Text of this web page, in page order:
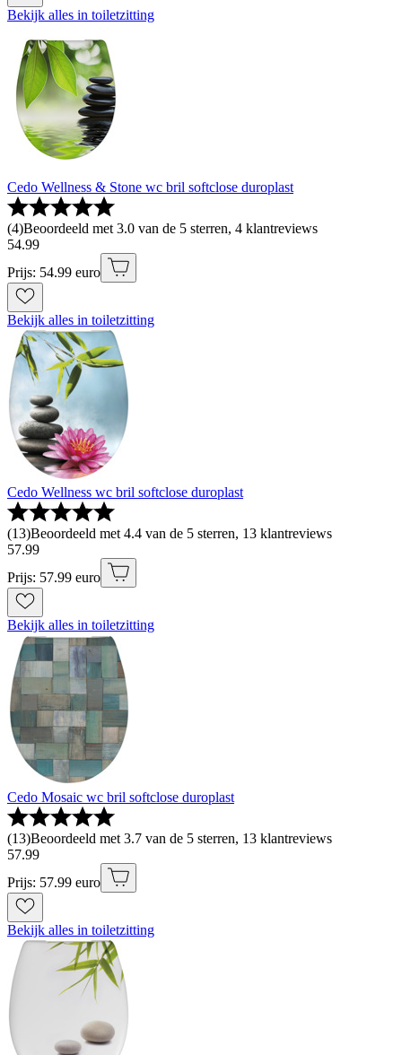
Bekijk alles in toiletzitting
Cedo Wellness & Stone wc bril softclose duroplast
(4)Beoordeeld met 3.0 van de 5 sterren, 4 klantreviews
54.99
Prijs: 54.99 euro
Bekijk alles in toiletzitting
Cedo Wellness wc bril softclose duroplast
(13)Beoordeeld met 4.4 van de 5 sterren, 13 klantreviews
57.99
Prijs: 57.99 euro
Bekijk alles in toiletzitting
Cedo Mosaic wc bril softclose duroplast
(13)Beoordeeld met 3.7 van de 5 sterren, 13 klantreviews
57.99
Prijs: 57.99 euro
Bekijk alles in toiletzitting